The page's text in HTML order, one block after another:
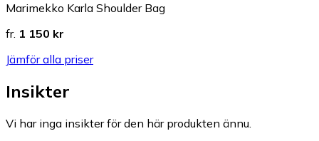
Marimekko Karla Shoulder Bag
fr. 1 150 kr
Jämför alla priser
Insikter
Vi har inga insikter för den här produkten ännu.